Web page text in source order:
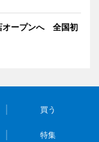
オープンへ 全国初
買う
特集